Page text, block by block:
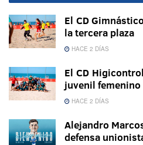
El CD
la tercera plaza
HACE 2 DÍAS
El CD
juvenil femenino
HACE 2 DÍAS
Alejandro
defensa